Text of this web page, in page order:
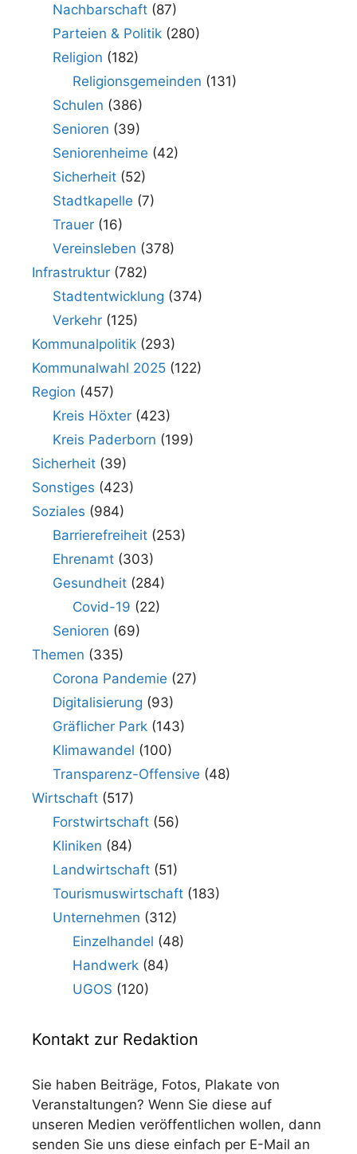
Nachbarschaft(87)
Parteien & Politik(280)
Religion (182)
Religionsgemeinden (131)
Schulen (386)
Senioren (39)
Seniorenheime (42)
Sicherheit(52)
Stadtkapelle (7)
Trauer(16)
Vereinsleben (378)
Infrastruktur (782)
Stadtentwicklung (374)
Verkehr(125)
Kommunalpolitik (293)
Kommunalwahl 2025 (122)
Region (457)
Kreis Höxter(423)
Kreis Paderborn (199)
Sicherheit (39)
Sonstiges (423)
Soziales (984)
Barrierefreiheit(253)
Ehrenamt(303)
Gesundheit(284)
Covid-19 (22)
Senioren (69)
Themen (335)
Corona Pandemie (27)
Digitalisierung (93)
Gräflicher Park(143)
Klimawandel (100)
Transparenz-Offensive (48)
Wirtschaft (517)
Forstwirtschaft(56)
Kliniken (84)
Landwirtschaft(51)
Tourismuswirtschaft(183)
Unternehmen (312)
Einzelhandel (48)
Handwerk (84)
UGOS (120)
Kontakt zur Redaktion
Sie haben Beiträge, Fotos, Plakate von
Veranstaltungen? Wenn Sie diese auf
unseren Medien veröffentlichen wollen, dann
senden Sie uns diese einfach per E-Mail an